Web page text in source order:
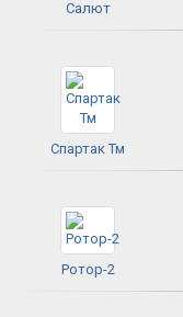
Салют
Спартак Тм
Ротор-2